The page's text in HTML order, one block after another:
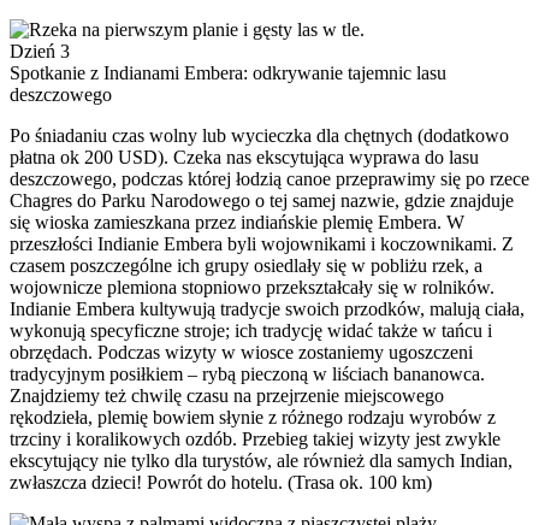
Dzień 3
Spotkanie z Indianami Embera: odkrywanie tajemnic lasu
deszczowego
Po śniadaniu czas wolny lub wycieczka dla chętnych (dodatkowo
płatna ok 200 USD). Czeka nas ekscytująca wyprawa do lasu
deszczowego, podczas której łodzią canoe przeprawimy się po rzece
Chagres do Parku Narodowego o tej samej nazwie, gdzie znajduje
się wioska zamieszkana przez indiańskie plemię Embera. W
przeszłości Indianie Embera byli wojownikami i koczownikami. Z
czasem poszczególne ich grupy osiedlały się w pobliżu rzek, a
wojownicze plemiona stopniowo przekształcały się w rolników.
Indianie Embera kultywują tradycje swoich przodków, malują ciała,
wykonują specyficzne stroje; ich tradycję widać także w tańcu i
obrzędach. Podczas wizyty w wiosce zostaniemy ugoszczeni
tradycyjnym posiłkiem – rybą pieczoną w liściach bananowca.
Znajdziemy też chwilę czasu na przejrzenie miejscowego
rękodzieła, plemię bowiem słynie z różnego rodzaju wyrobów z
trzciny i koralikowych ozdób. Przebieg takiej wizyty jest zwykle
ekscytujący nie tylko dla turystów, ale również dla samych Indian,
zwłaszcza dzieci! Powrót do hotelu. (Trasa ok. 100 km)